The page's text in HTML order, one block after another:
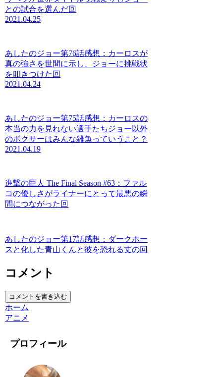
との試合を選んだ回
2021.04.25
あしたのジョー第76話感想：カーロスが
真の強さを世間に示し、ジョーに挑戦状
を叩きつけた回
2021.04.24
あしたのジョー第75話感想：カーロスの
本当の力を見れない選手たちジョー以外
のボクサーはみんな雑魚っていうこと？
2021.04.19
進撃の巨人 The Final Season #63：ファル
コの優しさがライナーにとって最悪の瞬
間につながった回
あしたのジョー第17話感想：ダークホー
スと化した青山くんと彼を恐れる丈の回
コメント
コメントを書き込む
ホーム
アニメ
プロフィール